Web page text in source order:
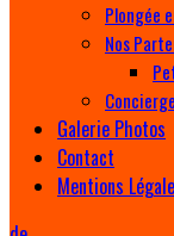
Plongée
Nos
Galerie Photos
Contact
Mentions